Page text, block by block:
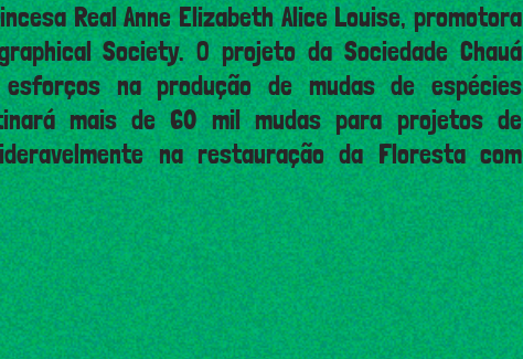
Real Anne Elizabeth Alice Louise, promotora
Society. O projeto da Sociedade Chauá
na produção de mudas de espécies
mais de 60 mil mudas para projetos de
na restauração da Floresta com